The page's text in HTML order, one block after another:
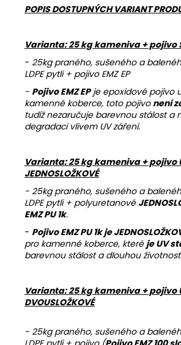
POPIS DOSTUPNÝCH VARIANT
Varianta: 25 kg kameniva + pojivo
- 25kg praného, sušeného a
LDPE pytli + pojivo EMZ EP
- Pojivo EMZ EPje epoxidové pojivo
kamenné koberce, toto pojivo není
tudíž nezaručuje barevnou stálost a
degradaci vlivem UV záření.
Varianta: 25 kg kameniva + pojivo
JEDNOSLOŽKOVÉ
- 25kg praného, sušeného a
LDPE pytli + polyuretanové
EMZ PU 1k.
- Pojivo EMZ PU 1k je
pro kamenné koberce, které je UV
barevnou stálost a dlouhou
Varianta: 25 kg kameniva + pojivo
DVOUSLOŽKOVÉ
- 25kg praného, sušeného a